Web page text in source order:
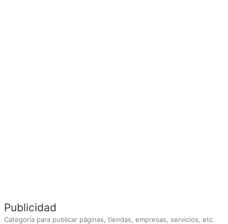
Publicidad
Categoría para publicar páginas, tiendas, empresas, servicios, etc.